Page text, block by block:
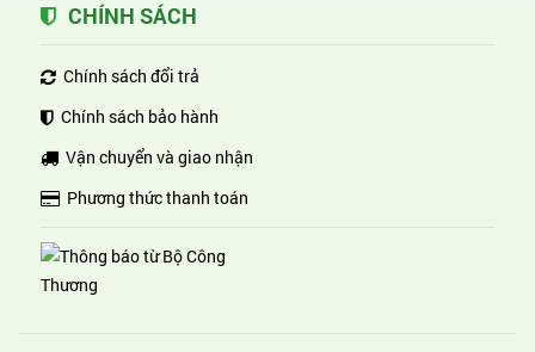
CHÍNH SÁCH
Chính sách đổi trả
Chính sách bảo hành
Vận chuyển và giao nhận
Phương thức thanh toán